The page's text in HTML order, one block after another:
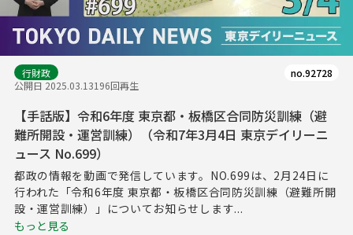
行財政
公開日 2025.03.13196回再生
no.92728
【手話版】令和6年度 東京都・板橋区合同防災訓練（避
難所開設・運営訓練）（令和7年3月4日 東京デイリーニ
ュース No.699）
都政の情報を動画で発信しています。NO.699は、2月24日に
行われた「令和6年度 東京都・板橋区合同防災訓練（避難所開
設・運営訓練）」についてお知らせします...
もっと見る